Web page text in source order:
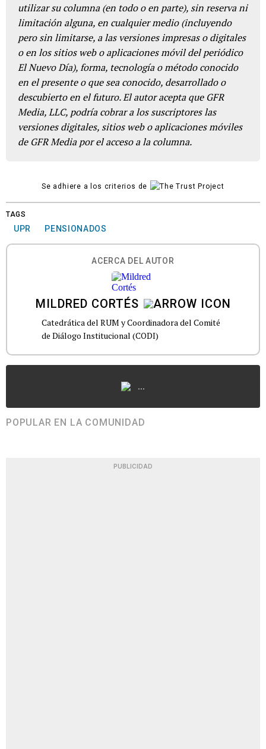
utilizar su columna (en todo o en parte), sin reserva ni
limitación alguna, en cualquier medio (incluyendo
pero sin limitarse, a las versiones impresas o digitales
o en los sitios web o aplicaciones móvil del periódico
El Nuevo Día), forma, tecnología o método conocido
en el presente o que sea conocido, desarrollado o
descubierto en el futuro. El autor acepta que GFR
Media, LLC, podría cobrar a los suscriptores las
versiones digitales, sitios web o aplicaciones móviles
de GFR Media por el acceso a la columna.
Se adhiere a los criterios de
TAGS
UPR PENSIONADOS
ACERCA DEL AUTOR
MILDRED CORTÉS
Catedrática del RUM y Coordinadora del Comité
de Diálogo Institucional (CODI)
...
POPULAR EN LA COMUNIDAD
PUBLICIDAD